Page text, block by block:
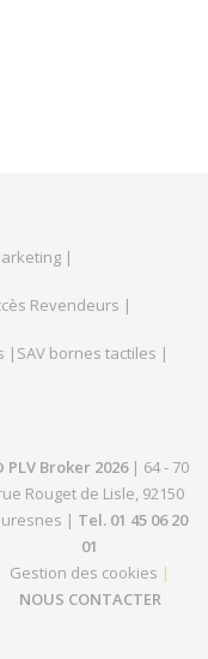
|
Revendeurs |
| SAV bornes tactiles |
PLV Broker 2026| 64 - 70
Rouget de Lisle, 92150
| Tel. 01 45 06 20
01
Gestion des cookies |
NOUS CONTACTER